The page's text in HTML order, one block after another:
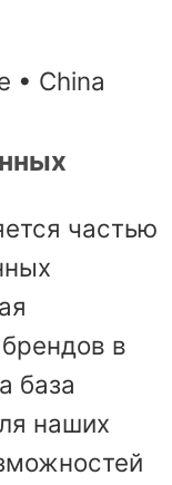
• China
частью
в
база
наших